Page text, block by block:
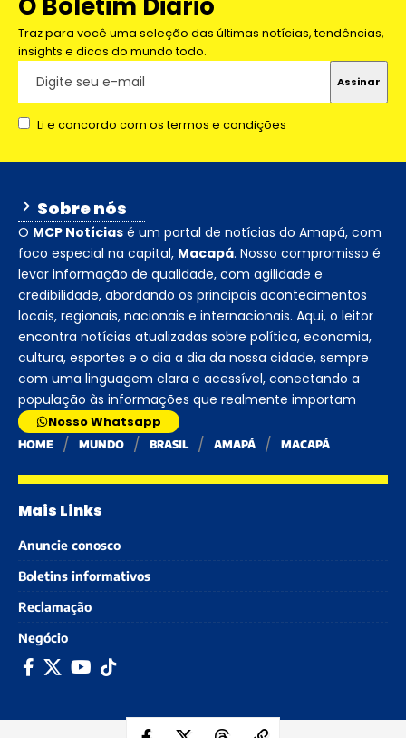
Traz para você uma seleção das últimas notícias, tendências,
insights e dicas do mundo todo.
Li e concordo com os termos e condições
Sobre nós
O MCP Notícias é um portal de notícias do Amapá, com
foco especial na capital, Macapá. Nosso compromisso é
levar informação de qualidade, com agilidade e
credibilidade, abordando os principais acontecimentos
locais, regionais, nacionais e internacionais. Aqui, o leitor
encontra notícias atualizadas sobre política, economia,
cultura, esportes e o dia a dia da nossa cidade, sempre
com uma linguagem clara e acessível, conectando a
população às informações que realmente importam
Nosso Whatsapp
HOME MUNDO BRASIL AMAPÁ MACAPÁ
Mais Links
Anuncie conosco
Boletins informativos
Reclamação
Negócio